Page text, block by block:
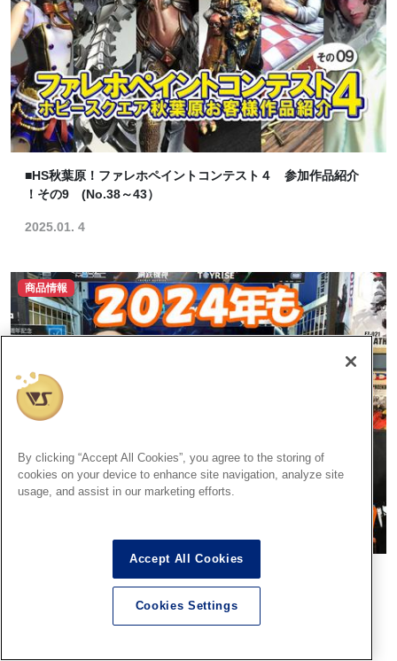
■HS秋葉原！ファレホペイントコンテスト４ 参加作品紹介
！その9 (No.38～43）
2025.01. 4
商品情報
年末年始もゾイドのことならホビースクエア秋葉原におまか
By clicking “Accept All Cookies”, you agree to the storing of
cookies on your device to enhance site navigation, analyze site
usage, and assist in our marketing efforts.
Accept All Cookies
Cookies Settings